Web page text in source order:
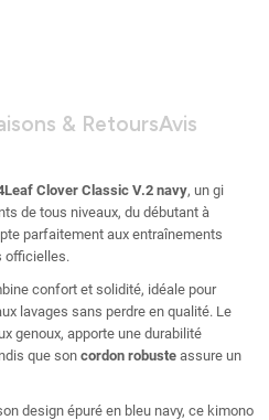
& RetoursAvis
Clover Classic V.2 navy, un gi
de tous niveaux, du débutant à
parfaitement aux entraînements
officielles.
confort et solidité, idéale pour
lavages sans perdre en qualité. Le
genoux, apporte une durabilité
que son cordon robuste assure un
design épuré en bleu navy, ce kimono